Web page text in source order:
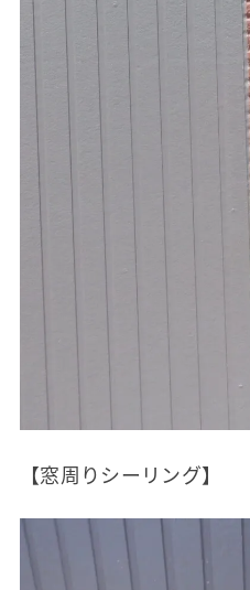
【窓周りシーリング】